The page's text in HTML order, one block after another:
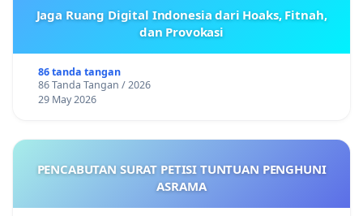
Jaga Ruang Digital Indonesia dari Hoaks, Fitnah,
dan Provokasi
86 tanda tangan
86 Tanda Tangan / 2026
29 May 2026
PENCABUTAN SURAT PETISI TUNTUAN PENGHUNI
ASRAMA